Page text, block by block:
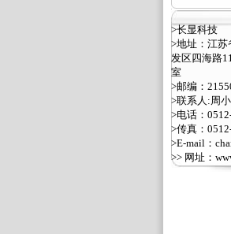
>长显科技
>地址：江
发区四海路
室
>邮编：
>联系人:周
>电话：
>传真：
>E-mail：
>> 网址：